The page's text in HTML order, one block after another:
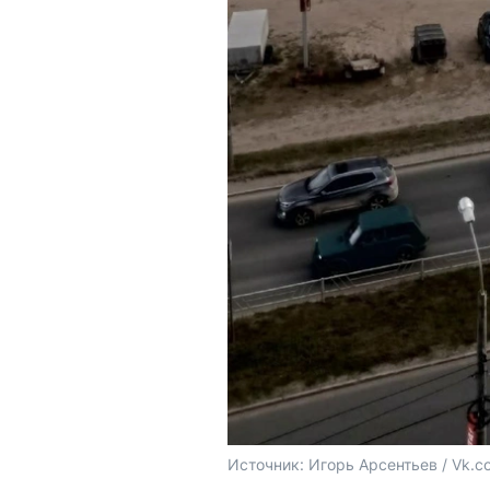
Источник: Игорь Арсентьев /